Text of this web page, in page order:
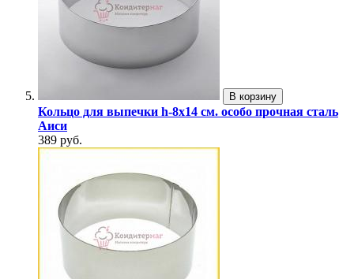
В корзину
Кольцо для выпечки h-8х14 см. особо прочная сталь
Аиси
389 руб.